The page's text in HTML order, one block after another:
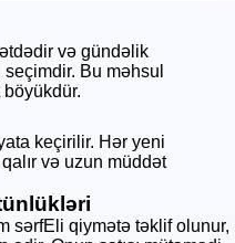
və gündəlik
seçimdir. Bu məhsul
böyükdür.
keçirilir. Hər yeni
və uzun müddət
sərfEli qiymətə təklif olunur,